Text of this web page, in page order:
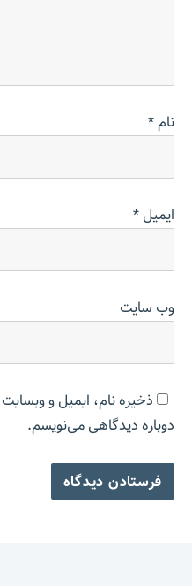
نام*
ایمیل*
وب‌ سایت
ذخیره نام، ایمیل و
دوباره دیدگاهی می‌نویسم.